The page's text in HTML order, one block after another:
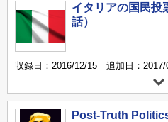
イタリアの国民投
話）
収録日：2016/12/15 追加日：2017/
Post-Truth